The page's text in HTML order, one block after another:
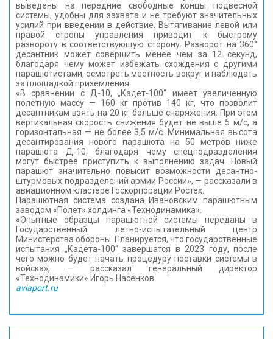
выведены на передние свободные концы подвесной
системы, удобны для захвата и не требуют значительных
усилий при введении в действие. Вытягивание левой или
правой стропы управления приводит к быстрому
развороту в соответствующую сторону. Разворот на 360°
десантник может совершить менее чем за 12 секунд,
благодаря чему может избежать схождения с другими
парашютистами, осмотреть местность вокруг и наблюдать
за площадкой приземления.
«В сравнении с Д-10, „Кадет-100“ имеет увеличенную
полетную массу — 160 кг против 140 кг, что позволит
десантникам взять на 20 кг больше снаряжения. При этом
вертикальная скорость снижения будет не выше 5 м/с, а
горизонтальная — не более 3,5 м/с. Минимальная высота
десантирования нового парашюта на 50 метров ниже
парашюта Д-10, благодаря чему спецподразделения
могут быстрее приступить к выполнению задач. Новый
парашют значительно повысит возможности десантно-
штурмовых подразделений армии России», — рассказали в
авиационном кластере Госкорпорации Ростех.
Парашютная система создана Ивановским парашютным
заводом «Полет» холдинга «Технодинамика».
«Опытные образцы парашютной системы переданы в
Государственный летно-испытательный центр
Министерства обороны. Планируется, что государственные
испытания „Кадета-100“ завершатся в 2023 году, после
чего можно будет начать процедуру поставки системы в
войска», — рассказал генеральный директор
«Технодинамики» Игорь Насенков.
aviaport.ru